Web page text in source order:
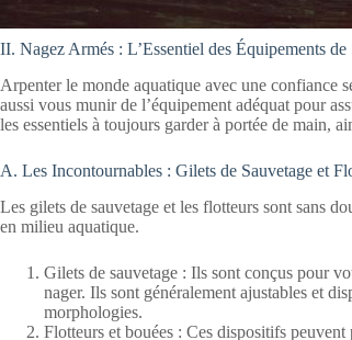
II. Nagez Armés : L’Essentiel des Équipements de
Arpenter le monde aquatique avec une confiance
aussi vous munir de l’équipement adéquat pour
les essentiels à toujours garder à portée de main,
A. Les Incontournables : Gilets de Sauvetage et
Les gilets de sauvetage et les flotteurs sont sans
en milieu aquatique.
Gilets de sauvetage : Ils sont conçus pour
nager. Ils sont généralement ajustables et
morphologies.
Flotteurs et bouées : Ces dispositifs